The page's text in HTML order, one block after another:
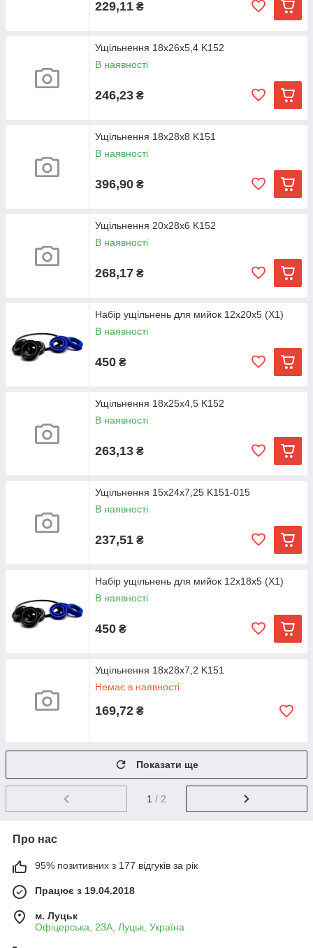
229,11 ₴
Ущільнення 18х26х5,4 K152
В наявності
246,23 ₴
Ущільнення 18х28х8 K151
В наявності
396,90 ₴
Ущільнення 20х28х6 K152
В наявності
268,17 ₴
Набір ущільнень для мийок 12х20х5 (X1)
В наявності
450 ₴
Ущільнення 18х25х4,5 K152
В наявності
263,13 ₴
Ущільнення 15х24х7,25 K151-015
В наявності
237,51 ₴
Набір ущільнень для мийок 12х18х5 (X1)
В наявності
450 ₴
Ущільнення 18х28х7,2 K151
Немає в наявності
169,72 ₴
Показати ще
1 / 2
Про нас
95% позитивних з 177 відгуків за рік
Працює з 19.04.2018
м. Луцьк
Офіцерська, 23А, Луцьк, Україна